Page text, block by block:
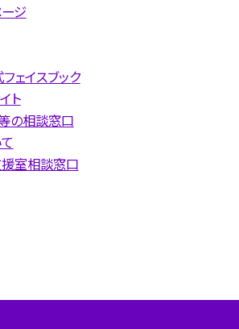
ジ
ェイスブック
ト
の相談窓口
室相談窓口